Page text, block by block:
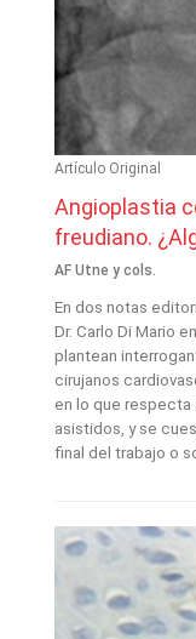
Artículo Original
Angioplastia
freudiano.
AF Utne y cols.
En dos notas
Dr. Carlo Di Mario
plantean
cirujanos
en lo que
asistidos, y se
final del trabajo o